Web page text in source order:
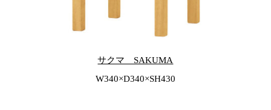
サクマ SAKUMA
W340×D340×SH430